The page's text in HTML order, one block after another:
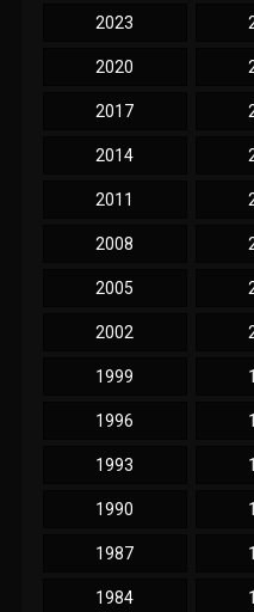
2023
2020
2017
2014
2011
2008
2005
2002
1999
1996
1993
1990
1987
1984